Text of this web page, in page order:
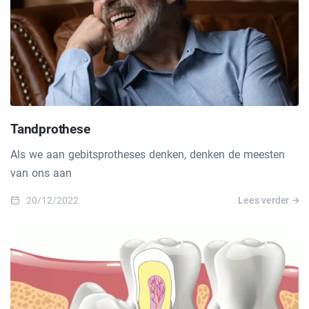
Tandprothese
Als we aan gebitsprotheses denken, denken de meesten
van ons aan
20/12/2022 Lees verder